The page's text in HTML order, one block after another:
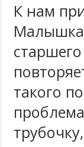
К нам
Малышка
такого